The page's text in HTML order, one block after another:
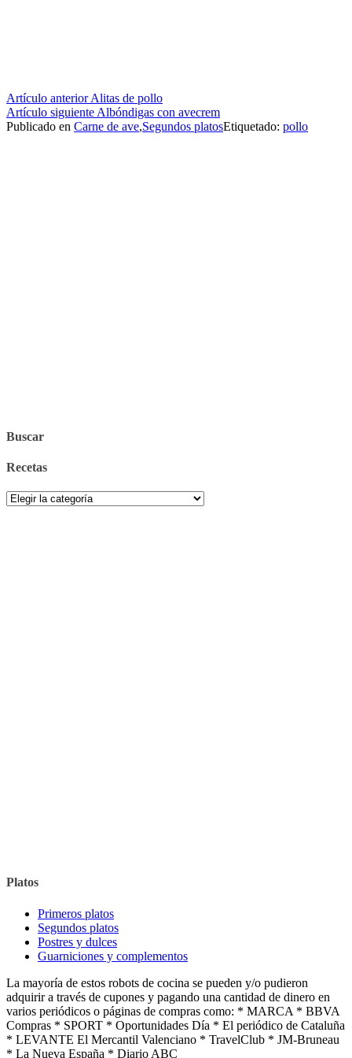
Seguir
leyendo
Artículo anteriorAlitas de pollo
Artículo siguiente Albóndigas con avecrem
Publicado en Carne de ave,Segundos platosEtiquetado: pollo
Buscar
Recetas
Recetas
Platos
Primeros platos
Segundos platos
Postres y dulces
Guarniciones y complementos
La mayoría de estos robots de cocina se pueden y/o pudieron
adquirir a través de cupones y pagando una cantidad de dinero en
varios periódicos o páginas de compras como: * MARCA * BBVA
Compras * SPORT * Oportunidades Día * El periódico de Cataluña
* LEVANTE El Mercantil Valenciano * TravelClub * JM-Bruneau
* La Nueva España * Diario ABC